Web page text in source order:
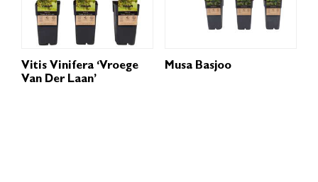
Vitis Vinifera ‘Vroege
Van Der Laan’
Musa Basjoo